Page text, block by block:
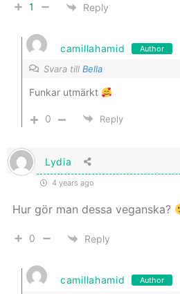
1 Reply
camillahamid Author
Svara till Bella
Funkar utmärkt
0 Reply
Lydia
4 years ago
Hur gör man dessa veganska?
0 Reply
camillahamid Author